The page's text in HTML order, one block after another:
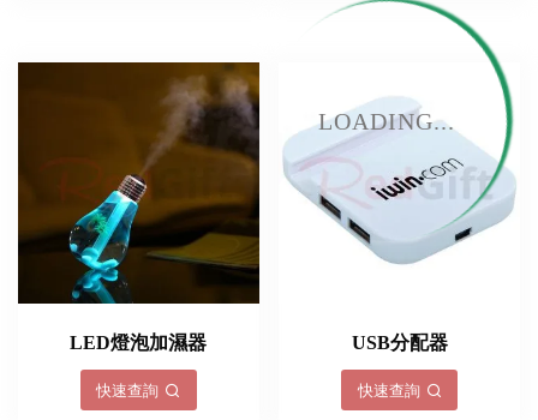
LOADING...
LED燈泡加濕器
快速查詢
USB分配器
快速查詢